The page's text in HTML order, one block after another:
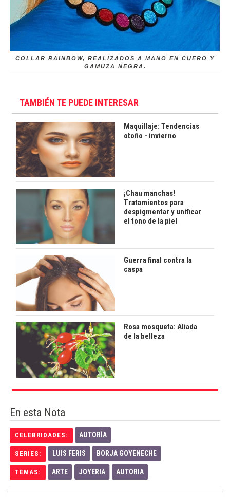
COLLAR RAINBOW, REALIZADOS A MANO EN CUERO Y
GAMUZA NEGRA.
TAMBIÉN TE PUEDE INTERESAR
Maquillaje: Tendencias
otoño - invierno
¡Chau manchas!
Tratamientos para
despigmentar y unificar
el tono de la piel
Guerra final contra la
caspa
Rosa mosqueta: Aliada
de la belleza
En esta Nota
CELEBRIDADES: AUTORÍA
SERIES: LUIS FERIS BORJA GOYENECHE
TEMAS: ARTE JOYERIA AUTORIA